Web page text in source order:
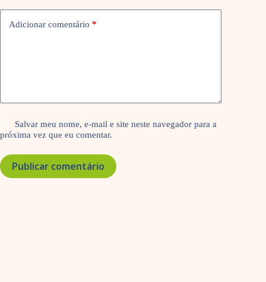
Adicionar comentário *
Salvar meu nome, e-mail e site neste navegador para a
próxima vez que eu comentar.
Publicar comentário